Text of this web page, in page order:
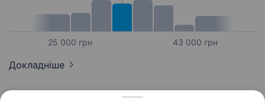
25 000 грн 43 000 грн
Докладніше